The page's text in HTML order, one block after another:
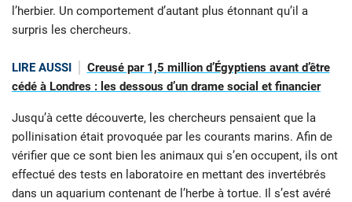
l’herbier. Un comportement d’autant plus étonnant qu’il a
surpris les chercheurs.
LIRE AUSSI
Creusé par 1,5 million d’Égyptiens avant d’être
cédé à Londres : les dessous d’un drame social et financier
Jusqu’à cette découverte, les chercheurs pensaient que la
pollinisation était provoquée par les courants marins. Afin de
vérifier que ce sont bien les animaux qui s’en occupent, ils ont
effectué des tests en laboratoire en mettant des invertébrés
dans un aquarium contenant de l’herbe à tortue. Il s’est avéré